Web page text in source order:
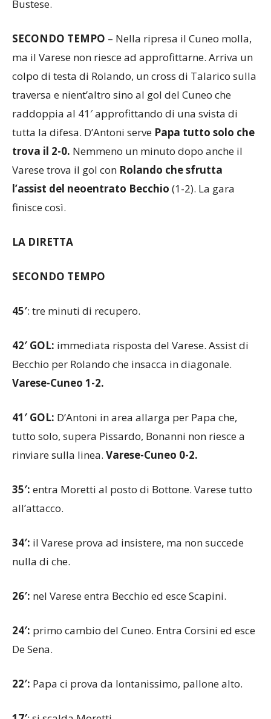
contro il Casale. Vince invece la Caronnese sulla
SECONDO TEMPO– Nella ripresa il Cuneo molla,
ma il Varese non riesce ad approfittarne. Arriva un
colpo di testa di Rolando, un cross di Talarico sulla
traversa e nient’altro sino al gol del Cuneo che
raddoppia al 41′ approfittando di una svista di
tutta la difesa. D’Antoni servePapa tutto solo che
trova il 2-0.Nemmeno un minuto dopo anche il
Varese trova il gol conRolando che sfrutta
l’assist del neoentrato Becchio
42′ GOL:immediata risposta del Varese. Assist di
Becchio per Rolando che insacca in diagonale.
41′ GOL:D’Antoni in area allarga per Papa che,
tutto solo, supera Pissardo, Bonanni non riesce a
35′:entra Moretti al posto di Bottone. Varese tutto
34′:il Varese prova ad insistere, ma non succede
24′:primo cambio del Cuneo. Entra Corsini ed esce